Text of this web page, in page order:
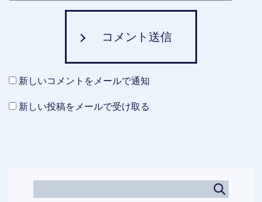
コメント送信
新しいコメントをメールで通知
新しい投稿をメールで受け取る